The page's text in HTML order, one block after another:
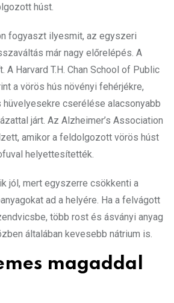
húst.
fogyaszt ilyesmit, az egyszeri
már nagy előrelépés. A
Harvard T.H. Chan School of Public
a vörös hús növényi fehérjékre,
cserélése alacsonyabb
járt. Az Alzheimer’s Association
amikor a feldolgozott vörös húst
helyettesítették.
jól, mert egyszerre csökkenti a
ad a helyére. Ha a felvágott
több rost és ásványi anyag
általában kevesebb nátrium is.
magaddal